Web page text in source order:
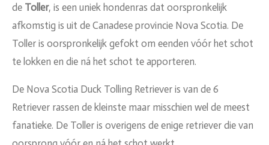
de Toller, is een uniek hondenras dat oorspronkelijk
afkomstig is uit de Canadese provincie Nova Scotia. De
Toller is oorspronkelijk gefokt om eenden vóór het schot
te lokken en die ná het schot te apporteren.
De Nova Scotia Duck Tolling Retriever is van de 6
Retriever rassen de kleinste maar misschien wel de meest
fanatieke. De Toller is overigens de enige retriever die van